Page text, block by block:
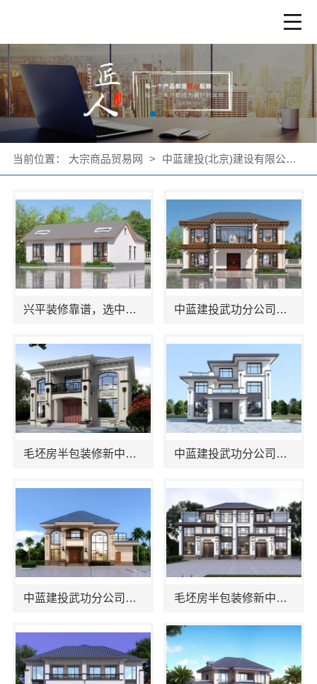
当前位置： 大宗商品贸易网 > 中蓝建投(北京)建设有限公司武功分公司
兴平装修靠谱，选中蓝建投（北京）建设有限公司武功分公司 中蓝建投武功分公司：毛坯房半包新中式
毛坯房半包装修新中式，中蓝建投（北京）建设有限公司武功分公司 中蓝建投武功分公司：西咸新区全包报价透明，预算可控无增项
中蓝建投武功分公司咸阳装潢专业 毛坯房半包装修新中式，中蓝建投（北京）建设有限公司武功分公司